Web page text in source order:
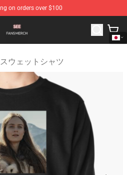
on orders over $100
Merchandise Store
ウェットシャツ